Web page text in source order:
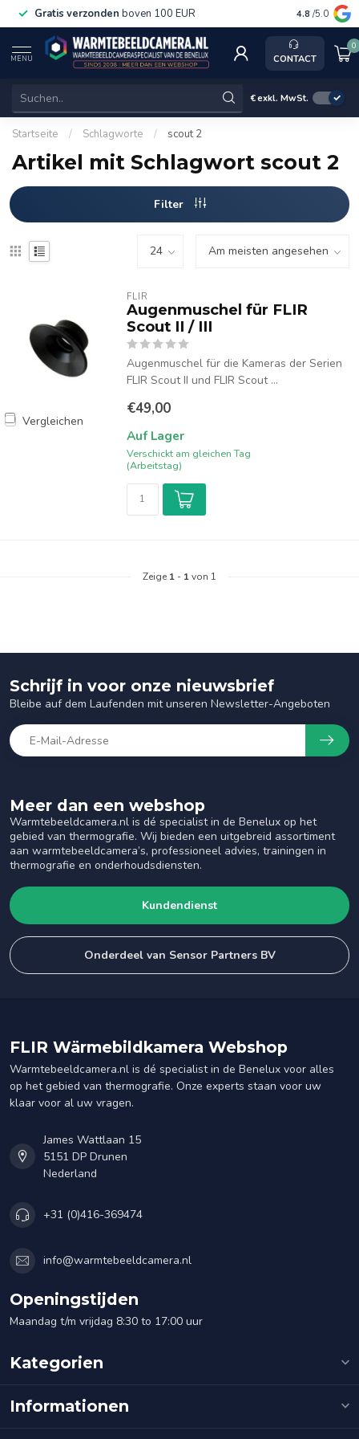
Gratis verzonden boven 100 EUR Service,
4.8 /5.0
MENU CONTACT
0
€exkl. MwSt.
Startseite / Schlagworte / scout 2
Artikel mit Schlagwort scout 2
Filter
Vergleichen
FLIR
Augenmuschel für FLIR
Scout II / III
Augenmuschel für die Kameras der Serien
FLIR Scout II und FLIR Scout ...
€49,00
Auf Lager
Verschickt am gleichen Tag
(Arbeitstag)
Zeige 1 - 1von 1
Meer dan een webshop
Warmtebeeldcamera.nl is dé specialist in de Benelux op het
gebied van thermografie. Wij bieden een uitgebreid assortiment
aan warmtebeeldcamera’s, professioneel advies, trainingen in
thermografie en onderhoudsdiensten.
Kundendienst
Onderdeel van Sensor Partners BV
Schrijf in voor onze nieuwsbrief
Bleibe auf dem Laufenden mit unseren Newsletter-Angeboten
FLIR Wärmebildkamera Webshop
Warmtebeeldcamera.nl is dé specialist in de Benelux voor alles
op het gebied van thermografie. Onze experts staan voor uw
klaar voor al uw vragen.
James Wattlaan 15
5151 DP Drunen
Nederland
+31 (0)416-369474
info@warmtebeeldcamera.nl
Openingstijden
Maandag t/m vrijdag 8:30 to 17:00 uur
Kategorien
Informationen